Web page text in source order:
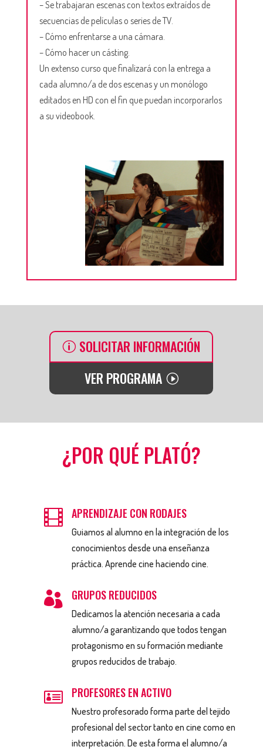
– Se trabajaran escenas con textos extraídos de
secuencias de películas o series de TV.
– Cómo enfrentarse a una cámara.
– Cómo hacer un cásting.
Un extenso curso que finalizará con la entrega a
cada alumno/a de dos escenas y un monólogo
editados en HD con el fin que puedan incorporarlos
a su videobook.
SOLICITAR INFORMACIÓN
VER PROGRAMA
¿POR QUÉ PLATÓ?
 APRENDIZAJE CON RODAJES
Guiamos al alumno en la integración de los
conocimientos desde una enseñanza
práctica. Aprende cine haciendo cine.
 GRUPOS REDUCIDOS
Dedicamos la atención necesaria a cada
alumno/a garantizando que todos tengan
protagonismo en su formación mediante
grupos reducidos de trabajo.
 PROFESORES EN ACTIVO
Nuestro profesorado forma parte del tejido
profesional del sector tanto en cine como en
interpretación. De esta forma el alumno/a